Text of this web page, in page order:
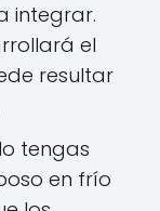
integrar.
el
resultar
tengas
en frío